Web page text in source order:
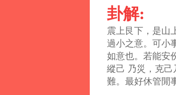
卦解:
震上艮下，是山
過小之意。可小
如意也。若能安
縱己 乃災，克
難。最好休管閒